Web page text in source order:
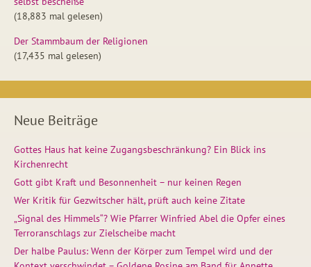
(18,883 mal gelesen)
Der Stammbaum der Religionen
(17,435 mal gelesen)
Neue Beiträge
Gottes Haus hat keine Zugangsbeschränkung? Ein Blick ins
Kirchenrecht
Gott gibt Kraft und Besonnenheit – nur keinen Regen
Wer Kritik für Gezwitscher hält, prüft auch keine Zitate
„Signal des Himmels“? Wie Pfarrer Winfried Abel die Opfer eines
Terroranschlags zur Zielscheibe macht
Der halbe Paulus: Wenn der Körper zum Tempel wird und der